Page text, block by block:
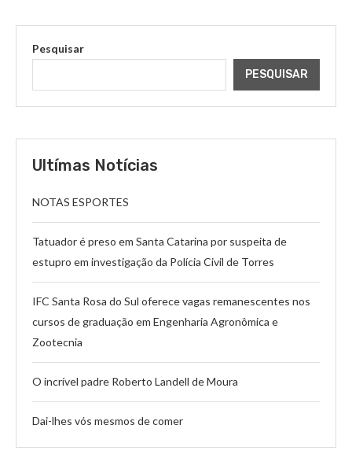
Pesquisar
PESQUISAR
Ultímas Notícias
NOTAS ESPORTES
Tatuador é preso em Santa Catarina por suspeita de
estupro em investigação da Polícia Civil de Torres
IFC Santa Rosa do Sul oferece vagas remanescentes nos
cursos de graduação em Engenharia Agronômica e
Zootecnia
O incrível padre Roberto Landell de Moura
Dai-lhes vós mesmos de comer